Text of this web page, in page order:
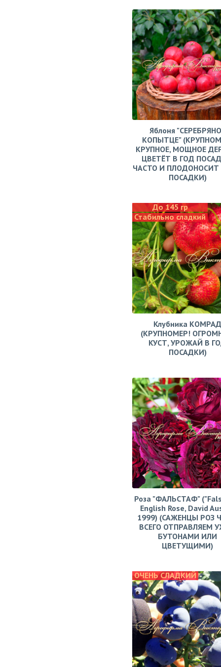
Яблоня
КОПЫТЦЕ"
КРУПНОЕ, МОЩНОЕ
ЦВЕТЁТ В ГОД
ЧАСТО И ПЛОДОНОСИТ
ПОСАДКИ)
До 145 гр
Стабильно сладкий
Клубника КОМРАД
(КРУПНОМЕР!
КУСТ, УРОЖАЙ В
ПОСАДКИ)
Роза "ФАЛЬСТАФ"
English Rose, David
1999) (САЖЕНЦЫ РОЗ
ВСЕГО ОТПРАВЛЯЕМ
БУТОНАМИ ИЛИ
ЦВЕТУЩИМИ)
ОЧЕНЬ СЛАДКИЙ